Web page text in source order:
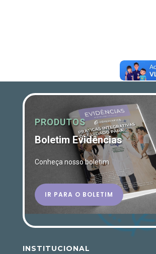
PRODUTOS
Boletim Evidências
Conheça nosso boletim
IR PARA O BOLETIM
INSTITUCIONAL